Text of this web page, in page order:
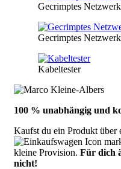
Gecrimptes
Gecrimptes
Kabeltester
100 % unabhängig und
Kaufst du ein Produkt über
kleine Provision. Für dich
nicht!